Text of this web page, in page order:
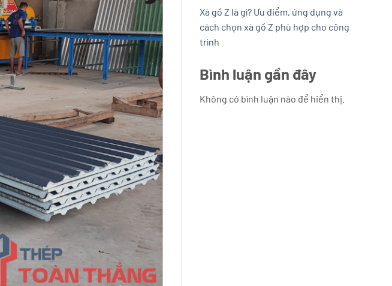
Xà gồ Z là gì? Ưu điểm, ứng dụng và
cách chọn xà gồ Z phù hợp cho công
trình
Bình luận gần đây
Không có bình luận nào để hiển thị.